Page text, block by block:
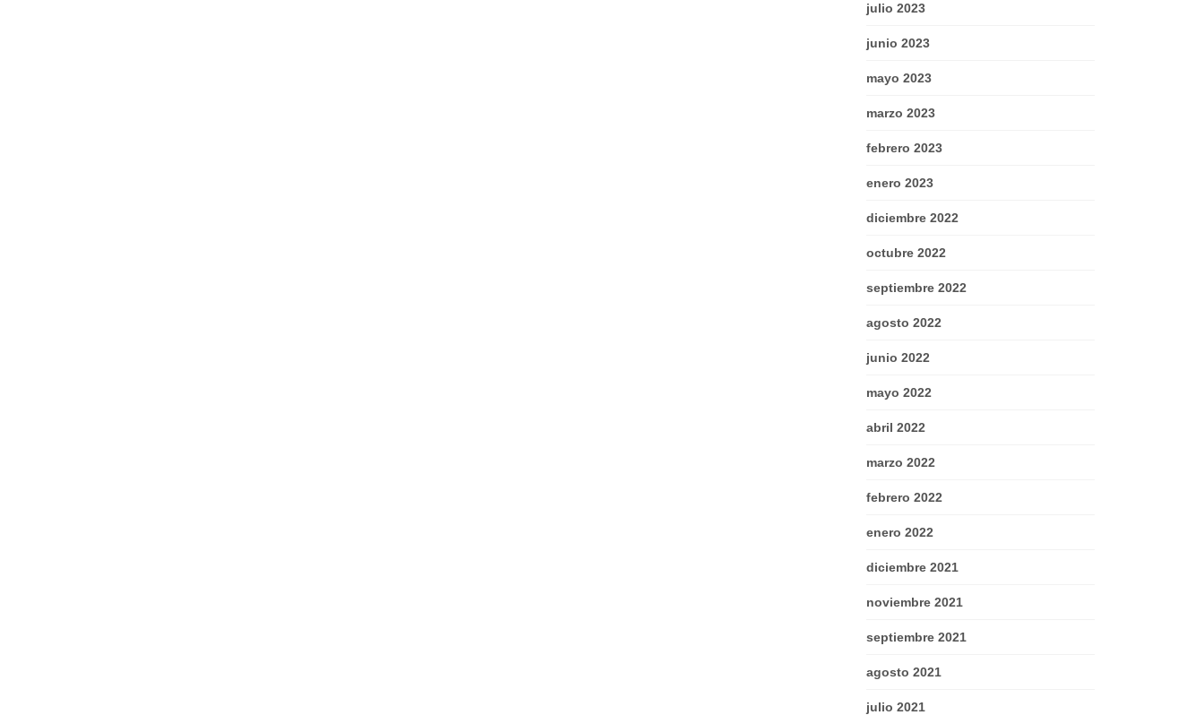
julio 2023
junio 2023
mayo 2023
marzo 2023
febrero 2023
enero 2023
diciembre 2022
octubre 2022
septiembre 2022
agosto 2022
junio 2022
mayo 2022
abril 2022
marzo 2022
febrero 2022
enero 2022
diciembre 2021
noviembre 2021
septiembre 2021
agosto 2021
julio 2021